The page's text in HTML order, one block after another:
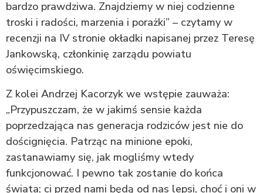
bardzo prawdziwa. Znajdziemy w niej codzienne
troski i radości, marzenia i porażki” – czytamy w
recenzji na IV stronie okładki napisanej przez Teresę
Jankowską, członkinię zarządu powiatu
oświęcimskiego.
Z kolei Andrzej Kacorzyk we wstępie zauważa:
„Przypuszczam, że w jakimś sensie każda
poprzedzająca nas generacja rodziców jest nie do
doścignięcia. Patrząc na minione epoki,
zastanawiamy się, jak mogliśmy wtedy
funkcjonować. I pewno tak zostanie do końca
świata; ci przed nami będą od nas lepsi, choć i oni w